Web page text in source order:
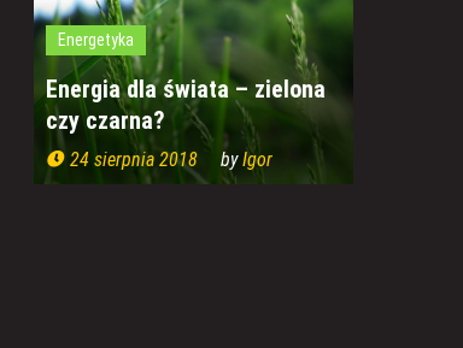
Energetyka
Energia dla świata – zielona
czy czarna?
24 sierpnia 2018 byIgor